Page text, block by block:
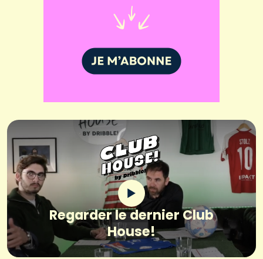
Regarder le dernier Club
House!